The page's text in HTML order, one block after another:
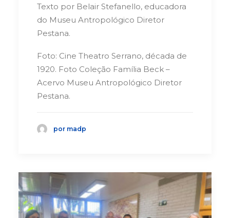
Texto por Belair Stefanello, educadora
do Museu Antropológico Diretor
Pestana.
Foto: Cine Theatro Serrano, década de
1920. Foto Coleção Família Beck –
Acervo Museu Antropológico Diretor
Pestana.
por madp